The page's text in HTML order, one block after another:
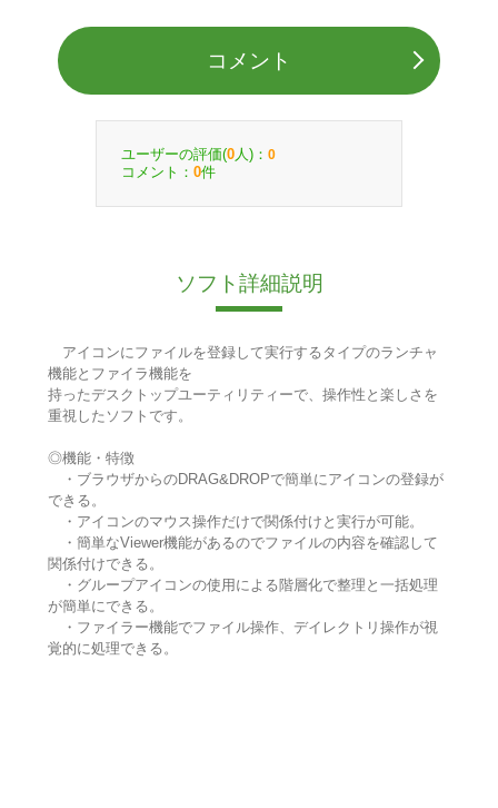
コメント
ユーザーの評価(0 人)： 0
コメント： 0件
ソフト詳細説明
アイコンにファイルを登録して実行するタイプのランチャ
機能とファイラ機能を
持ったデスクトップユーティリティーで、操作性と楽しさを
重視したソフトです。
◎機能・特徴
・ブラウザからのDRAG&DROPで簡単にアイコンの登録が
できる。
・アイコンのマウス操作だけで関係付けと実行が可能。
・簡単なViewer機能があるのでファイルの内容を確認して
関係付けできる。
・グループアイコンの使用による階層化で整理と一括処理
が簡単にできる。
・ファイラー機能でファイル操作、デイレクトリ操作が視
覚的に処理できる。